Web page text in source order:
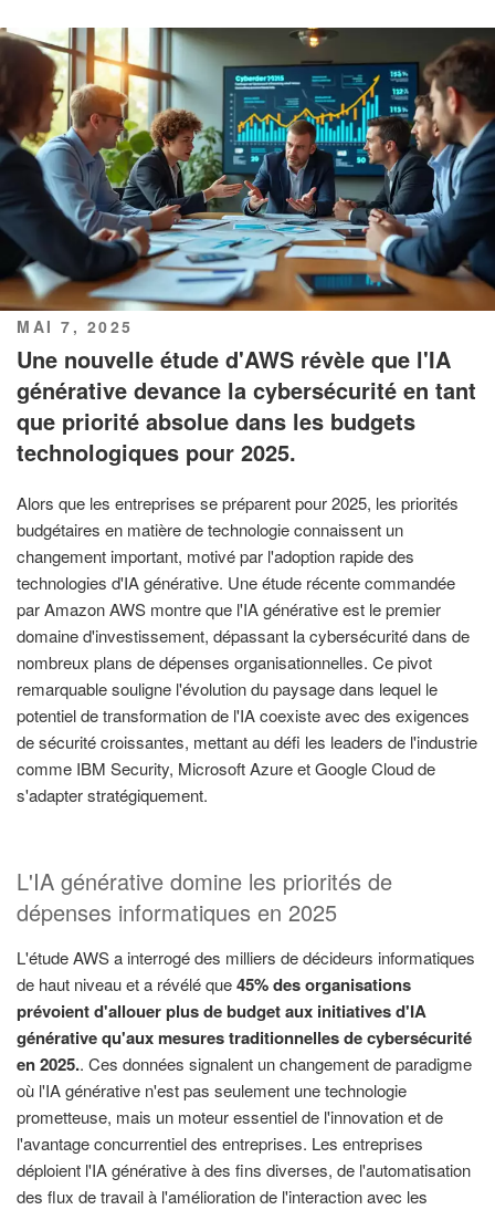
PUBLIÉ
LE
MAI 7, 2025
Une nouvelle étude d'AWS révèle que l'IA
générative devance la cybersécurité en tant
que priorité absolue dans les budgets
technologiques pour 2025.
Alors que les entreprises se préparent pour 2025, les priorités
budgétaires en matière de technologie connaissent un
changement important, motivé par l'adoption rapide des
technologies d'IA générative. Une étude récente commandée
par Amazon AWS montre que l'IA générative est le premier
domaine d'investissement, dépassant la cybersécurité dans de
nombreux plans de dépenses organisationnelles. Ce pivot
remarquable souligne l'évolution du paysage dans lequel le
potentiel de transformation de l'IA coexiste avec des exigences
de sécurité croissantes, mettant au défi les leaders de l'industrie
comme IBM Security, Microsoft Azure et Google Cloud de
s'adapter stratégiquement.
L'IA générative domine les priorités de
dépenses informatiques en 2025
L'étude AWS a interrogé des milliers de décideurs informatiques
de haut niveau et a révélé que45% des organisations
prévoient d'allouer plus de budget aux initiatives d'IA
générative qu'aux mesures traditionnelles de cybersécurité
en 2025.. Ces données signalent un changement de paradigme
où l'IA générative n'est pas seulement une technologie
prometteuse, mais un moteur essentiel de l'innovation et de
l'avantage concurrentiel des entreprises. Les entreprises
déploient l'IA générative à des fins diverses, de l'automatisation
des flux de travail à l'amélioration de l'interaction avec les